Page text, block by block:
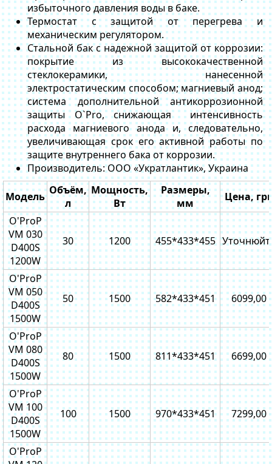
избыточного давления воды в баке.
Термостат с защитой от перегрева и
механическим регулятором.
Стальной бак с надежной защитой от коррозии:
покрытие из высококачественной
стеклокерамики, нанесенной
электростатическим способом; магниевый анод;
система дополнительной антикоррозионной
защиты O`Pro, снижающая интенсивность
расхода магниевого анода и, следовательно,
увеличивающая срок его активной работы по
защите внутреннего бака от коррозии.
Производитель: ООО «Укратлантик», Украина
Модель Объём,
л
Мощность,
Вт
Размеры,
мм
Цена,
O'ProP
VM 030
D400S
1200W
30 1200 455*433*455
O'ProP
VM 050
D400S
1500W
50 1500 582*433*451 6099,00
O'ProP
VM 080
D400S
1500W
80 1500 811*433*451 6699,00
O'ProP
VM 100
D400S
1500W
100 1500 970*433*451 7299,00
O'ProP